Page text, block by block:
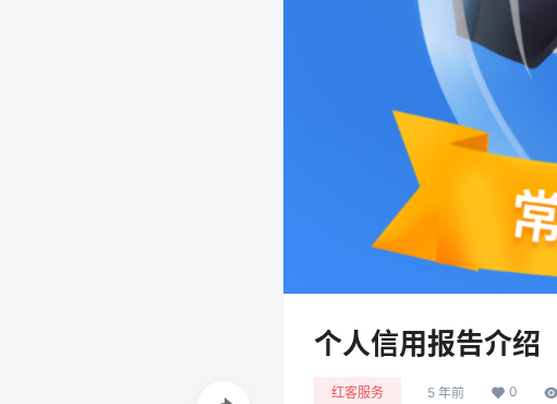
个人信用报告介绍
红客服务 5 年前 0